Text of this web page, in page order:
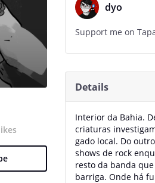
dyo
Support me on
Details
Interior da Bahia.
criaturas
gado local. Do
shows de rock
resto da banda
barriga. Onde há